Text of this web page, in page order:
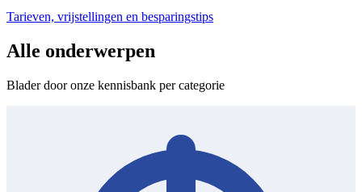
Tarieven, vrijstellingen en besparingstips
Alle onderwerpen
Blader door onze kennisbank per categorie